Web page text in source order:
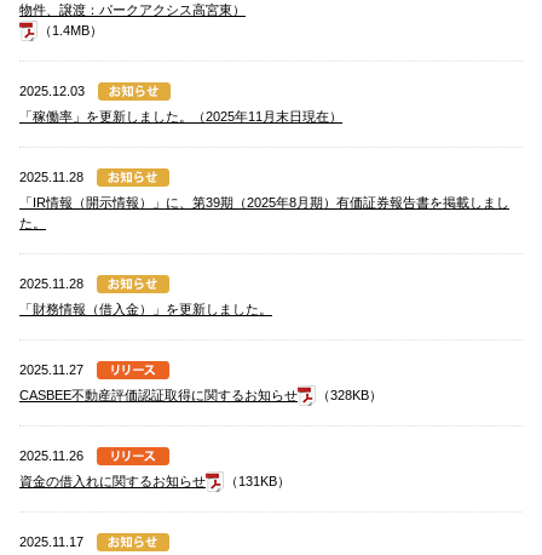
物件、譲渡：パークアクシス高宮東）
（1.4MB）
2025.12.03
「稼働率」を更新しました。（2025年11月末日現在）
2025.11.28
「IR情報（開示情報）」に、第39期（2025年8月期）有価証券報告書を掲載しまし
た。
2025.11.28
「財務情報（借入金）」を更新しました。
2025.11.27
CASBEE不動産評価認証取得に関するお知らせ
（328KB）
2025.11.26
資金の借入れに関するお知らせ
（131KB）
2025.11.17